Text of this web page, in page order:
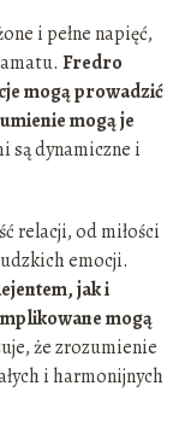
i pełne napięć,
Fredro
mogą prowadzić
mogą je
są dynamiczne i
relacji, od miłości
emocji.
jak i
mogą
że zrozumienie
i harmonijnych